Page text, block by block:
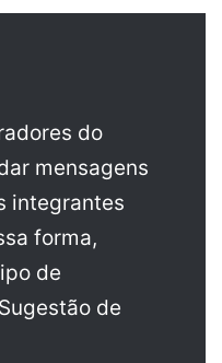
do
mensagens
integrantes
forma,
de
de